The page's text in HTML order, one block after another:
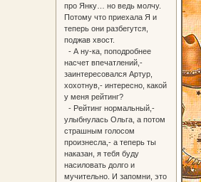
про Янку… но ведь молчу.
Потому что приехала Я и
теперь они разбегутся,
поджав хвост.
- А ну-ка, поподробнее
насчет впечатлений,-
заинтересовался Артур,
хохотнув,- интересно, какой
у меня рейтинг?
- Рейтинг нормальный,-
улыбнулась Ольга, а потом
страшным голосом
произнесла,- а теперь ты
наказан, я тебя буду
насиловать долго и
мучительно. И запомни, это